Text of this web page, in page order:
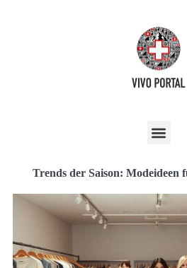
Trends der Saison: Modeideen